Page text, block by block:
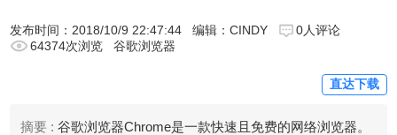
发布时间： 2018/10/9 22:47:44 编辑：CINDY
0人评论
64374次浏览
谷歌浏览器
直达下载
摘要 : 谷歌浏览器Chrome是一款快速且免费的网络浏览器。